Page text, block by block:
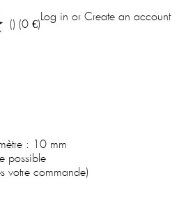
() (0 €)
Log in or Create an account
: 10 mm
possible
votre commande)